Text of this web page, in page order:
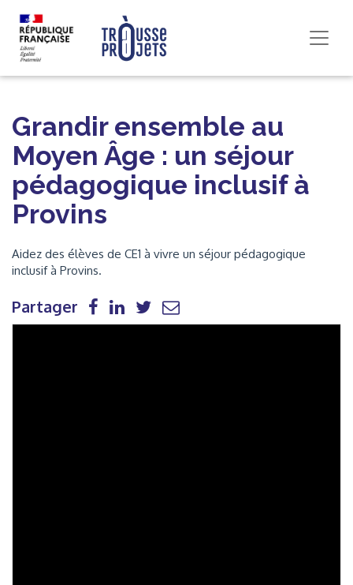
Grandir ensemble au
Moyen Âge : un séjour
pédagogique inclusif à
Provins
Aidez des élèves de CE1 à vivre un séjour pédagogique
inclusif à Provins.
Partager